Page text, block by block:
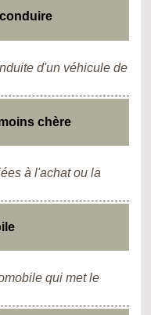
d'un véhicule de
chère
à l'achat ou la
qui met le